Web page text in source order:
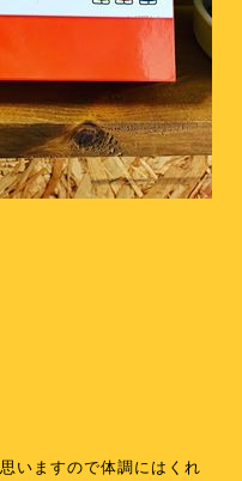
いますので体調にはくれ